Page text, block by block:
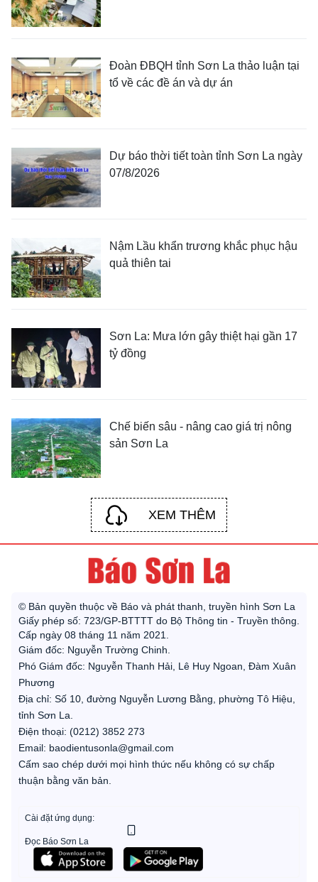
Đoàn ĐBQH tỉnh Sơn La thảo luận tại
tổ về các đề án và dự án
Dự báo thời tiết toàn tỉnh Sơn La ngày
07/8/2026
Nậm Lầu khẩn trương khắc phục hậu
quả thiên tai
Sơn La: Mưa lớn gây thiệt hại gần 17
tỷ đồng
Chế biến sâu - nâng cao giá trị nông
sản Sơn La
XEM THÊM
© Bản quyền thuộc về Báo và phát thanh, truyền hình Sơn La
Giấy phép số: 723/GP-BTTTT do Bộ Thông tin - Truyền thông.
Cấp ngày 08 tháng 11 năm 2021.
Giám đốc: Nguyễn Trường Chinh.
Phó Giám đốc: Nguyễn Thanh Hải, Lê Huy Ngoan, Đàm Xuân
Phương
Địa chỉ: Số 10, đường Nguyễn Lương Bằng, phường Tô Hiệu,
tỉnh Sơn La.
Điện thoại: (0212) 3852 273
Email: baodientusonla@gmail.com
Cấm sao chép dưới mọi hình thức nếu không có sự chấp
thuận bằng văn bản.
Cài đặt ứng dụng:
Đọc Báo Sơn La